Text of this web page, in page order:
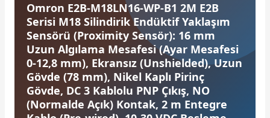
Şalterleri
WinCC Unified Runtime Yazılımları
Omron E2B-M18LN16-WP-B1 2M E2B
Serisi M18 Silindirik Endüktif Yaklaşım
Sensörü (Proximity Sensör): 16 mm
Uzun Algılama Mesafesi (Ayar Mesafesi
0-12,8 mm), Ekransız (Unshielded), Uzun
Gövde (78 mm), Nikel Kaplı Pirinç
Gövde, DC 3 Kablolu PNP Çıkış, NO
(Normalde Açık) Kontak, 2 m Entegre